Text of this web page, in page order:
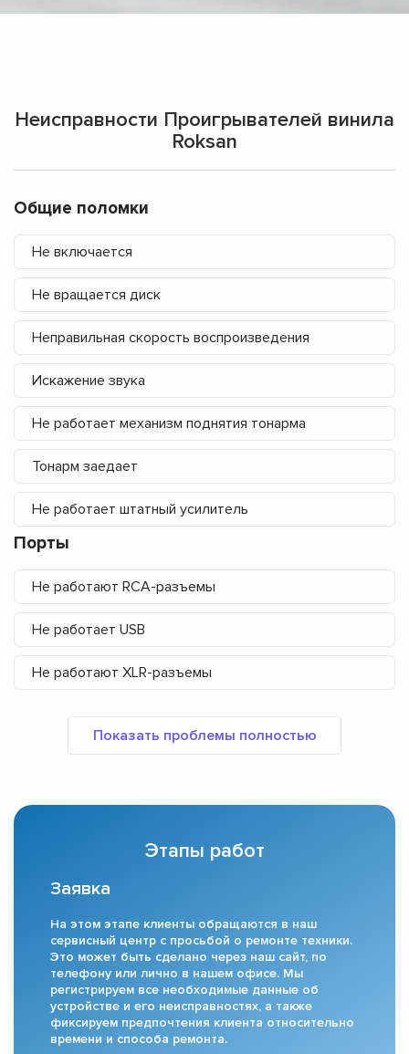
Неисправности Проигрывателей винила
Roksan
Общие поломки
Не включается
Не вращается диск
Неправильная скорость воспроизведения
Искажение звука
Не работает механизм поднятия тонарма
Тонарм заедает
Не работает штатный усилитель
Порты
Не работают RCA-разъемы
Не работает USB
Не работают XLR-разъемы
Этапы работ
Заявка
На этом этапе клиенты обращаются в наш
сервисный центр с просьбой о ремонте техники.
Это может быть сделано через наш сайт, по
телефону или лично в нашем офисе. Мы
регистрируем все необходимые данные об
устройстве и его неисправностях, а также
фиксируем предпочтения клиента относительно
времени и способа ремонта.